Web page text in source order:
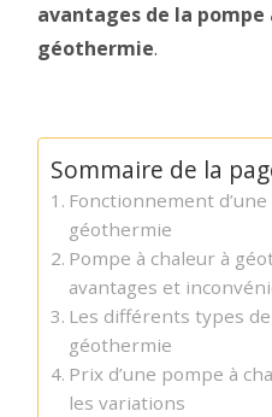
avantages de la pompe
géothermie.
Sommaire de la
Fonctionnement
géothermie
Pompe à chaleur à
avantages et
Les différents types
géothermie
Prix d’une pompe à
les variations